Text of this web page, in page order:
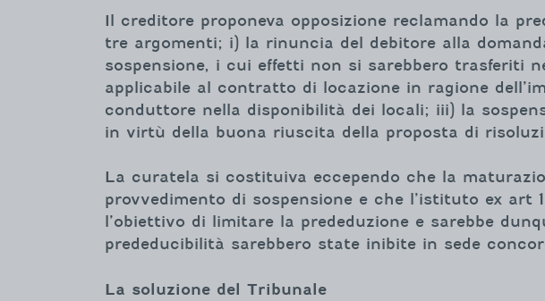
Il creditore proponeva opposizione reclamando la
tre argomenti; i) la rinuncia del debitore alla
sospensione, i cui effetti non si sarebbero trasferiti
applicabile al contratto di locazione in ragione
conduttore nella disponibilità dei locali; iii) la
in virtù della buona riuscita della proposta di
La curatela si costituiva eccependo che la
provvedimento di sospensione e che l’istituto ex
l’obiettivo di limitare la prededuzione e sarebbe
prededucibilità sarebbero state inibite in sede
La soluzione del Tribunale